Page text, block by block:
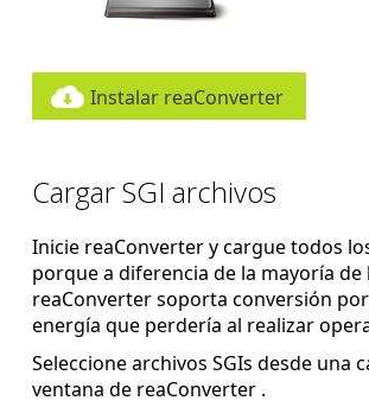
Instalar reaConverter
Cargar SGI archivos
Inicie reaConverter y cargue todos
porque a diferencia de la mayoría
reaConverter soporta conversión
energía que perdería al realizar
Seleccione archivos SGIs desde
ventana de reaConverter .